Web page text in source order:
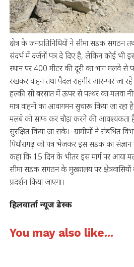
क्षेत्र के जनप्रतिनिधियों ने सीमा सड़क संगठन
संदर्भ में दर्जनों पत्र दे दिए है, लेकिन कोई भी
स्थान पर 400 मीटर की दूरी का भाग मलवे
रखकर वाहन तथा पैदल राहगीर आर-पार जा रहे
हल्की सी बरसात में ऊपर से पत्थर का मलवा
मात्र वाहनों का आवागमन सुचारू किया जा
मलबे को साफ कर चौड़ा करने की आवश्यकता
सुरक्षित किया जा सके। ग्रामीणों ने संबंधित
पिथौरागढ़ को पत्र भेजकर इस सड़क का संज्ञान
कहा कि 15 दिन के भीतर इस मार्ग पर आया
सीमा सड़क संगठन के मुख्यालय पर
प्रदर्शन किया जाएगा।
हिलवार्ता न्यूज डेस्क
You may also like...